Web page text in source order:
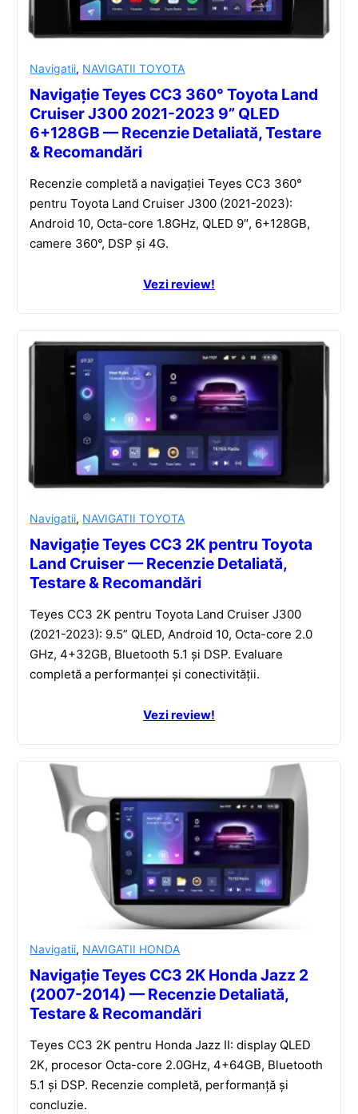
Navigatii, NAVIGATII TOYOTA
Navigație Teyes CC3 360° Toyota Land
Cruiser J300 2021-2023 9” QLED
6+128GB — Recenzie Detaliată, Testare
& Recomandări
Recenzie completă a navigației Teyes CC3 360°
pentru Toyota Land Cruiser J300 (2021-2023):
Android 10, Octa-core 1.8GHz, QLED 9″, 6+128GB,
camere 360°, DSP și 4G.
Vezi review!
Navigatii, NAVIGATII TOYOTA
Navigație Teyes CC3 2K pentru Toyota
Land Cruiser — Recenzie Detaliată,
Testare & Recomandări
Teyes CC3 2K pentru Toyota Land Cruiser J300
(2021-2023): 9.5” QLED, Android 10, Octa-core 2.0
GHz, 4+32GB, Bluetooth 5.1 și DSP. Evaluare
completă a performanței și conectivității.
Vezi review!
Navigatii, NAVIGATII HONDA
Navigație Teyes CC3 2K Honda Jazz 2
(2007-2014) — Recenzie Detaliată,
Testare & Recomandări
Teyes CC3 2K pentru Honda Jazz II: display QLED
2K, procesor Octa-core 2.0GHz, 4+64GB, Bluetooth
5.1 și DSP. Recenzie completă, performanță și
concluzie.